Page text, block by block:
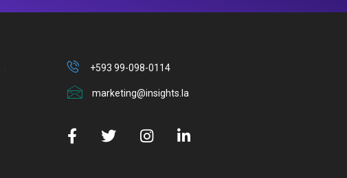
+593 99-098-0114
marketing@insights.la